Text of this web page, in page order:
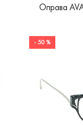
Оправа
- 50 %